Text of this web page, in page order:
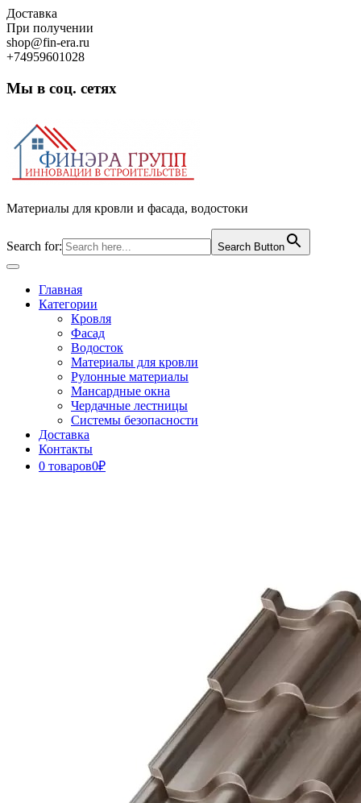
Skip
to
content
Доставка
При получении
shop@fin-era.ru
+74959601028
Мы в соц. сетях
Материалы для кровли и фасада, водостоки
Search for: Search Button
Open
ButtonГлавная
Категории
Кровля
Фасад
Водосток
Материалы для кровли
Рулонные материалы
Мансардные окна
Чердачные лестницы
Системы безопасности
Доставка
Контакты
0 товаров0₽